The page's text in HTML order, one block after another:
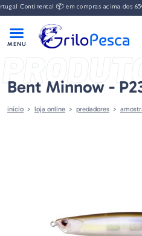
Continental 📦 em compras acima dos 65€
Bent Minnow -
início loja online predadores